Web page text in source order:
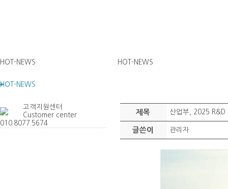
HOT-NEWS
HOT-NEWS
고객지원센터
Customer center
010. 8077. 5674
HOT-NEWS
제목 산업부, 2025 R&D
글쓴이 관리자